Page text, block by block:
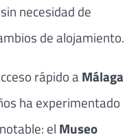
necesidad de
de alojamiento.
rápido aMálaga
ha experimentado
el Museo